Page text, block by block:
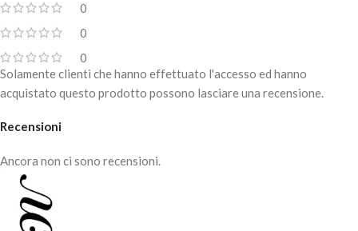
0
0
0
Recensioni
Ancora non ci sono recensioni.
Solamente clienti che hanno effettuato l'accesso ed hanno
acquistato questo prodotto possono lasciare una recensione.